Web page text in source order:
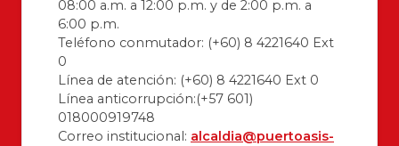
08:00 a.m. a 12:00 p.m. y de 2:00 p.m. a
6:00 p.m.
Teléfono conmutador: (+60) 8 4221640 Ext
0
Línea de atención: (+60) 8 4221640 Ext 0
Línea anticorrupción:(+57 601)
018000919748
Correo institucional: alcaldia@puertoasis-